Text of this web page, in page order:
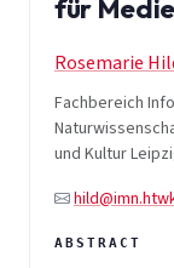
für
Rosemarie
Fachbereich
und Kultur